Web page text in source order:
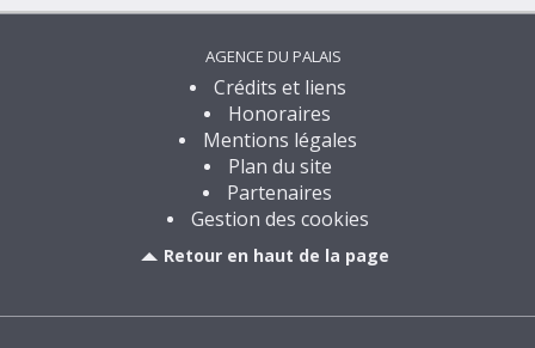
AGENCE DU PALAIS
Crédits et liens
Honoraires
Mentions légales
Plan du site
Partenaires
Gestion des cookies
Retour en haut de la page